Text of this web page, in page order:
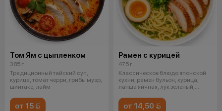
Том Ям с цыпленком
385 г
Традиционный тайский суп,
курица, томат черри, грибы муэр,
шиитаке, лайм
от 15 
Рамен с курицей
475 г
Классическое блюдо японской
кухни, рамен бульон, курица,
лапша яичная, лук зеленый,
от 14,50 